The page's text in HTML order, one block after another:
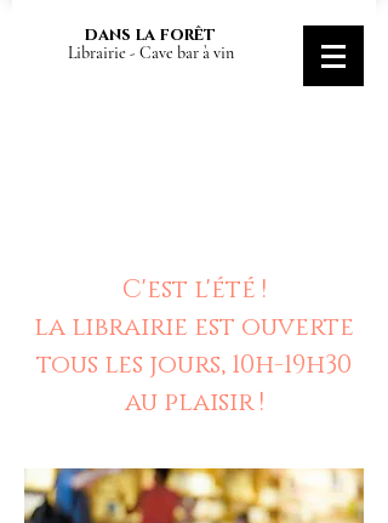
dans la forêt
Librairie - Cave bar à vin
C'est l'été !
la librairie est ouverte
tous les jours, 10h-19h30
au plaisir !